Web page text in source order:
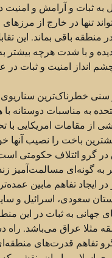
به ثبات و آرامش و امنیت
تنها در خارج از مرزهای
باقی بماند. این
و با شدت هرچه بیشتر
انداز امنیت و ثبات در
سنی خطرناک‌ترین
به مناسبات دوستانه
از مقامات امریکایی با
باخت را نصیب آنها
در گرو ائتلاف حکومتی
به گونه‌ای مسالمت‌آمیز
ایجاد تفاهم مابین
سعودی، اسرائیل و
جهانی به ثبات در این
مثلا عراق می‌باشد. راه
تفاهم قدرت‌های